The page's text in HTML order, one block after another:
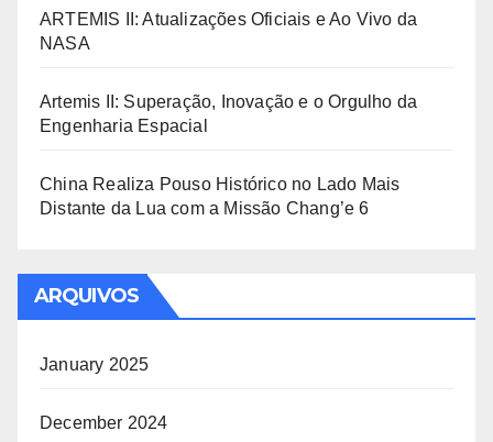
ARTEMIS II: Atualizações Oficiais e Ao Vivo da
NASA
Artemis II: Superação, Inovação e o Orgulho da
Engenharia Espacial
China Realiza Pouso Histórico no Lado Mais
Distante da Lua com a Missão Chang’e 6
ARQUIVOS
January 2025
December 2024